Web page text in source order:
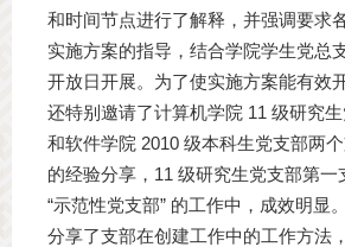
和时间节点进行了解释，并强调要求
实施方案的指导，结合学院学生党总
开放日开展。为了使实施方案能有效
还特别邀请了计算机学院 11 级研究
和软件学院 2010 级本科生党支部两
的经验分享，11 级研究生党支部第一
“示范性党支部” 的工作中，成效明显
分享了支部在创建工作中的工作方法